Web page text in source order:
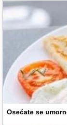
Osećate se